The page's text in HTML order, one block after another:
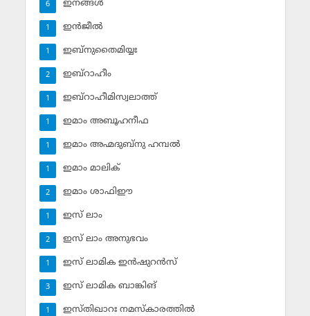
ഇനങ്ങള്‍
6
ഇന്‍ജീല്‍
1
ഇബ്‌നുതൈമിയ്യഃ
1
ഇബ്‌റാഹീം
2
ഇബ്‌റാഹീമിസ്വലാത്ത്
1
ഇമാം അബൂഹനീഫ
1
ഇമാം അഹ്മദുബ്‌നു ഹമ്പല്‍
1
ഇമാം മാലിക്
1
ഇമാം ശാഫിഈ
2
ഇസ് ലാം
1
ഇസ് ലാം അനുഭവം
2
ഇസ് ലാമിക ഇന്‍ഷുറന്‍സ്‌
1
ഇസ് ലാമിക ബാങ്കിങ്‌
3
ഇസ്തിഖാറഃ നമസ്‌കാരത്തില്‍
1